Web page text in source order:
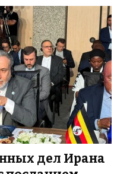
дел Ирана